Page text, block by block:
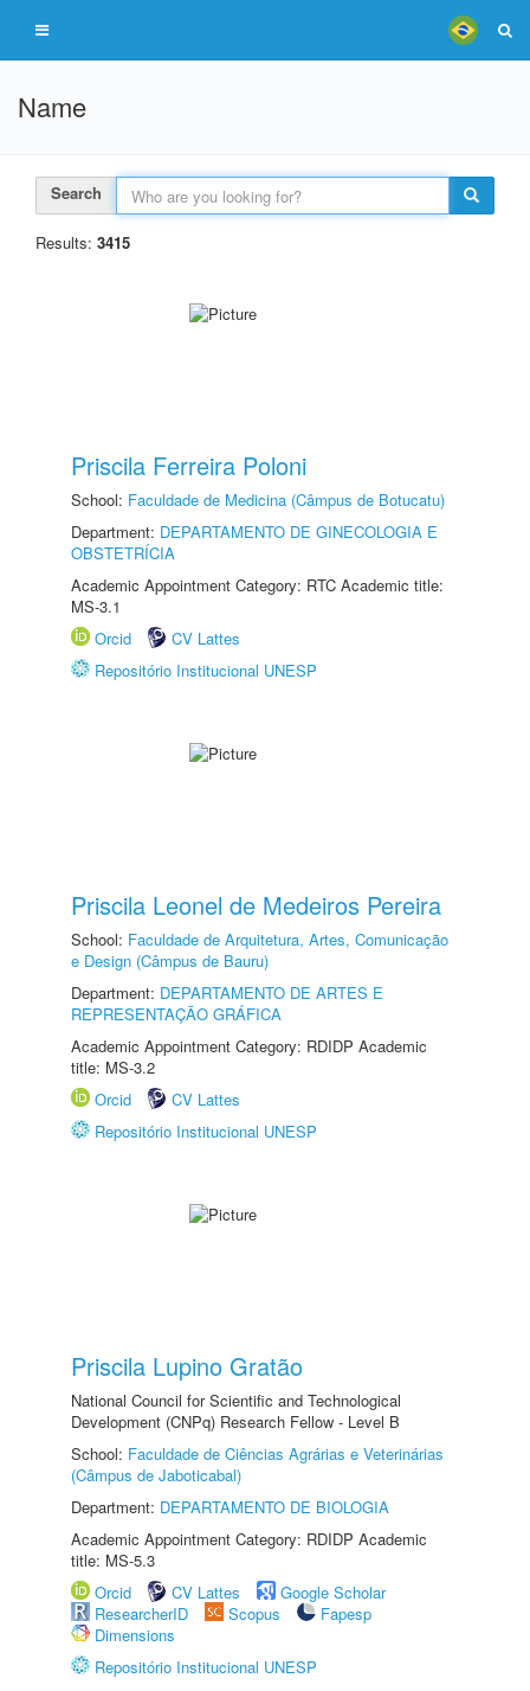
Name
Search
Results: 3415
Priscila Ferreira Poloni
School: Faculdade de Medicina (Câmpus de Botucatu)
Department: DEPARTAMENTO DE GINECOLOGIA E
OBSTETRÍCIA
Academic Appointment Category: RTC Academic title:
MS-3.1
Orcid
CV Lattes
Repositório Institucional UNESP
Priscila Leonel de Medeiros Pereira
School: Faculdade de Arquitetura, Artes, Comunicação
e Design (Câmpus de Bauru)
Department: DEPARTAMENTO DE ARTES E
REPRESENTAÇÃO GRÁFICA
Academic Appointment Category: RDIDP Academic
title: MS-3.2
Orcid
CV Lattes
Repositório Institucional UNESP
Priscila Lupino Gratão
National Council for Scientific and Technological
Development (CNPq) Research Fellow - Level B
School: Faculdade de Ciências Agrárias e Veterinárias
(Câmpus de Jaboticabal)
Department: DEPARTAMENTO DE BIOLOGIA
Academic Appointment Category: RDIDP Academic
title: MS-5.3
Orcid
CV Lattes
Google Scholar
ResearcherID
Scopus
Fapesp
Dimensions
Repositório Institucional UNESP